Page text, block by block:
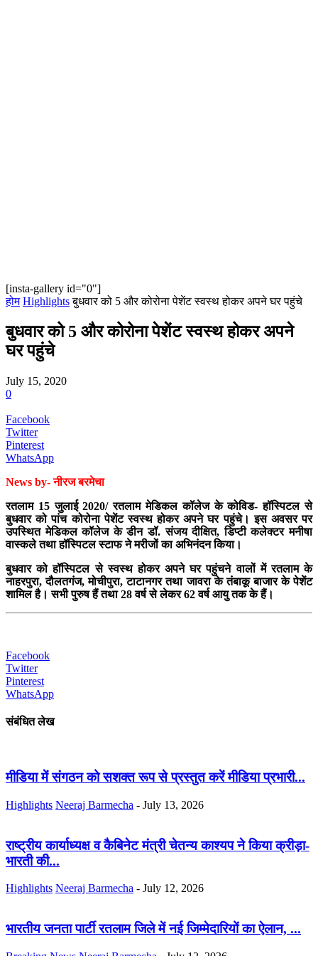
[insta-gallery id="0"]
होम Highlights बुधवार को 5 और कोरोना पेशेंट स्वस्थ होकर अपने घर पहुंचे
बुधवार को 5 और कोरोना पेशेंट स्वस्थ होकर अपने
घर पहुंचे
July 15, 2020
0
Facebook
Twitter
Pinterest
WhatsApp
News by- नीरज बरमेचा
रतलाम 15 जुलाई 2020/ रतलाम मेडिकल कॉलेज के कोविड- हॉस्पिटल से
बुधवार को पांच कोरोना पेशेंट स्वस्थ होकर अपने घर पहुंचे। इस अवसर पर
उपस्थित मेडिकल कॉलेज के डीन डॉ. संजय दीक्षित, डिप्टी कलेक्टर मनीषा
वास्कले तथा हॉस्पिटल स्टाफ ने मरीजों का अभिनंदन किया।
बुधवार को हॉस्पिटल से स्वस्थ होकर अपने घर पहुंचने वालों में रतलाम के
नाहरपुरा, दौलतगंज, मोचीपुरा, टाटानगर तथा जावरा के तंबाकू बाजार के पेशेंट
शामिल है। सभी पुरुष हैं तथा 28 वर्ष से लेकर 62 वर्ष आयु तक के हैं।
Facebook
Twitter
Pinterest
WhatsApp
संबंधित लेख
मीडिया में संगठन को सशक्त रूप से प्रस्तुत करें मीडिया प्रभारी...
Highlights Neeraj Barmecha - July 13, 2026
राष्ट्रीय कार्याध्यक्ष व कैबिनेट मंत्री चेतन्य काश्यप ने किया क्रीड़ा-
भारती की...
Highlights Neeraj Barmecha - July 12, 2026
भारतीय जनता पार्टी रतलाम जिले में नई जिम्मेदारियों का ऐलान, ...